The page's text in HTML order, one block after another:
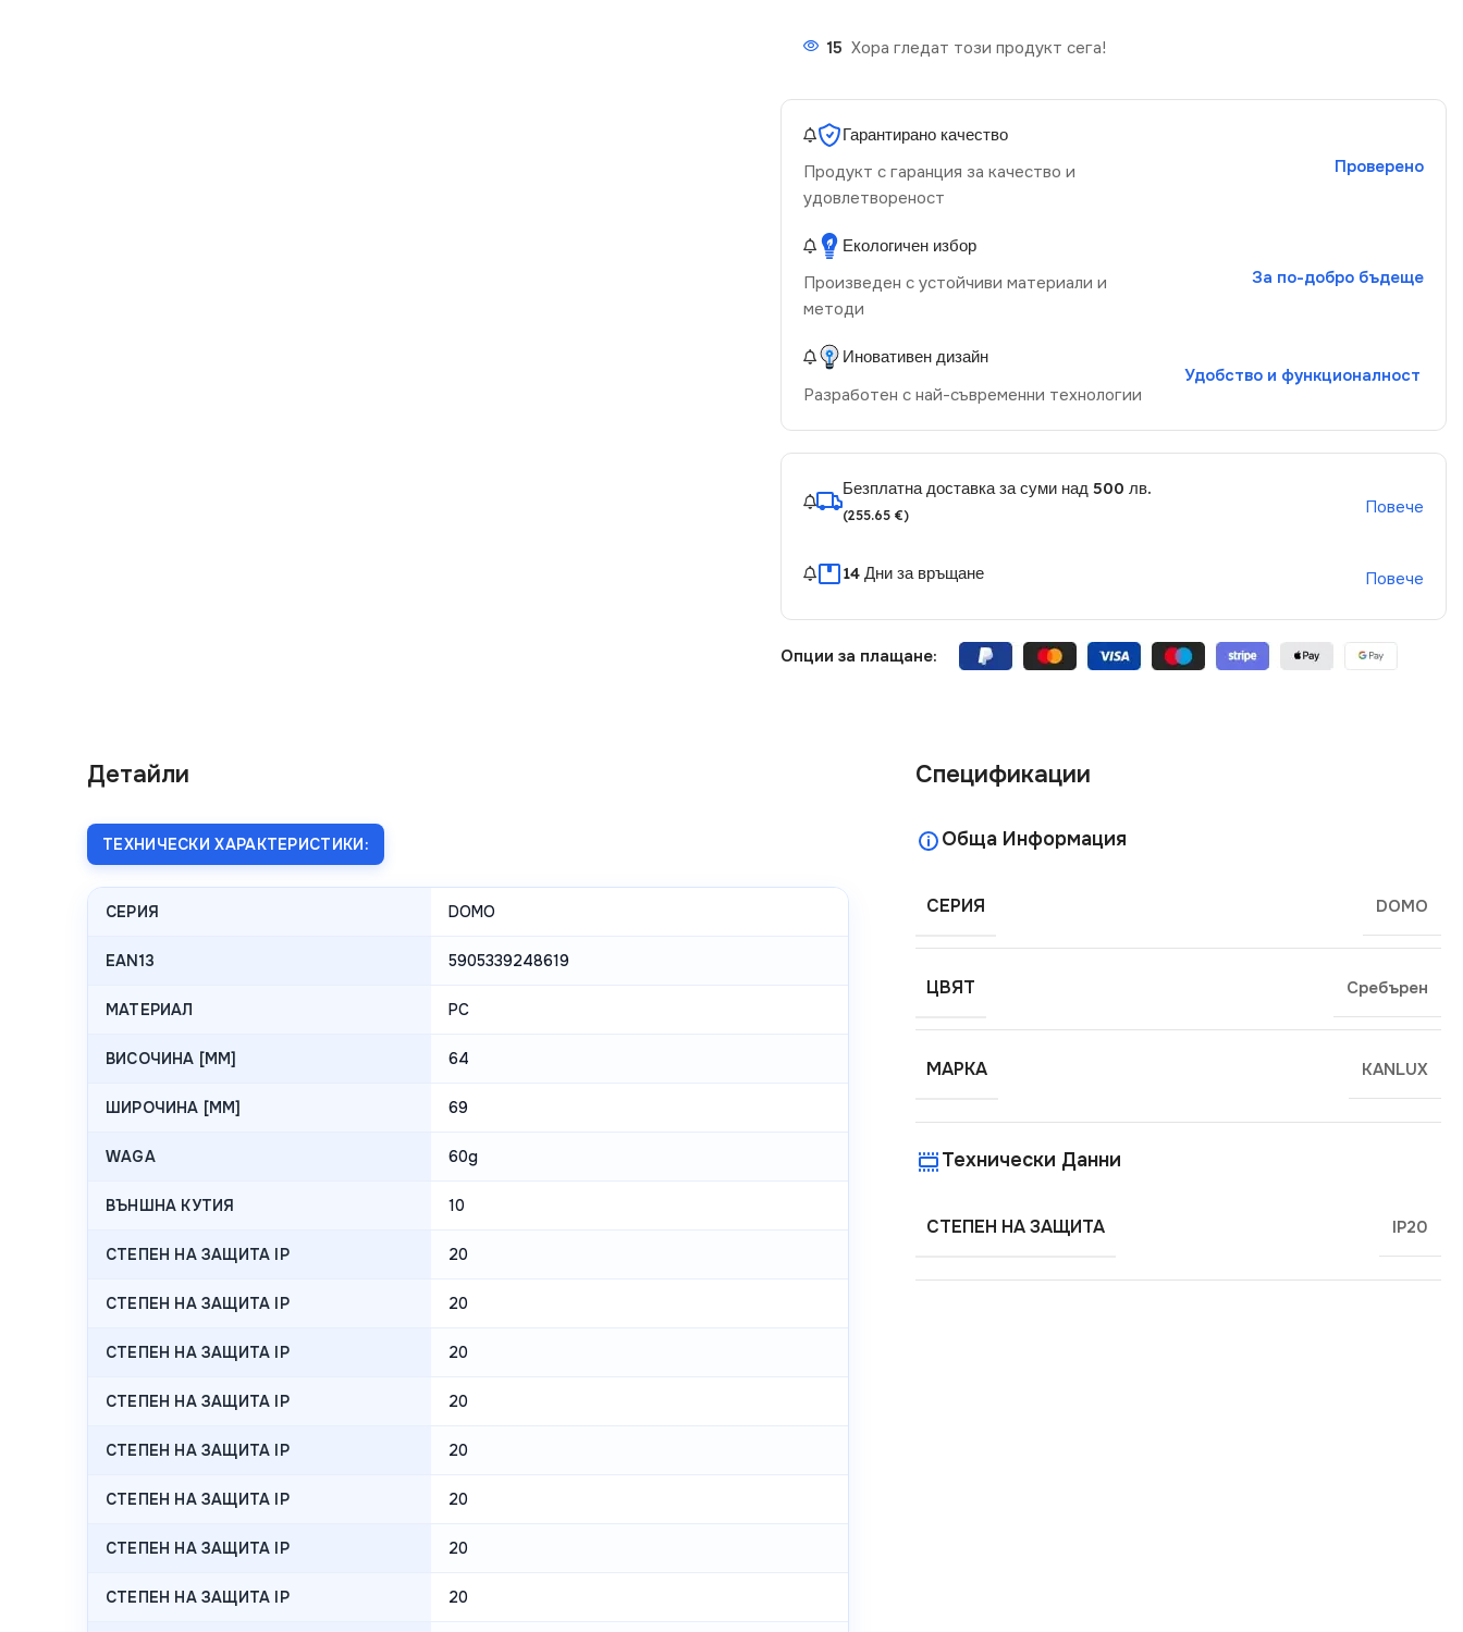
15 Хора гледат този продукт сега!
Гарантирано качество
Продукт с гаранция за качество и
удовлетвореност
Проверено
Екологичен избор
Произведен с устойчиви материали и
методи
За по-добро бъдеще
Иновативен дизайн
Разработен с най-съвременни технологии
Удобство и функционалност
Безплатна доставка за суми над 500 лв.
(255.65 €) Повече
14 Дни за връщане Повече
Опции за плащане:
Детайли
ТЕХНИЧЕСКИ ХАРАКТЕРИСТИКИ:
СЕРИЯ DOMO
EAN13 5905339248619
МАТЕРИАЛ PC
ВИСОЧИНА [MM] 64
ШИРОЧИНА [MM] 69
WAGA 60g
ВЪНШНА КУТИЯ 10
СТЕПЕН НА ЗАЩИТА IP 20
СТЕПЕН НА ЗАЩИТА IP 20
СТЕПЕН НА ЗАЩИТА IP 20
СТЕПЕН НА ЗАЩИТА IP 20
СТЕПЕН НА ЗАЩИТА IP 20
СТЕПЕН НА ЗАЩИТА IP 20
СТЕПЕН НА ЗАЩИТА IP 20
СТЕПЕН НА ЗАЩИТА IP 20
Спецификации
Обща Информация
СЕРИЯ DOMO
ЦВЯТ Сребърен
МАРКА KANLUX
Технически Данни
СТЕПЕН НА ЗАЩИТА IP20